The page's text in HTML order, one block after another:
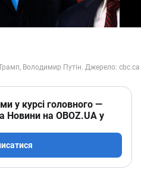
у курсі головного —
Новини на OBOZ.UA у